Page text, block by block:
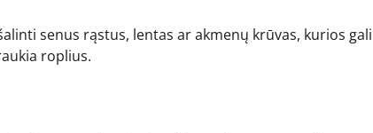
senus rąstus, lentas ar akmenų krūvas, kurios
roplius.